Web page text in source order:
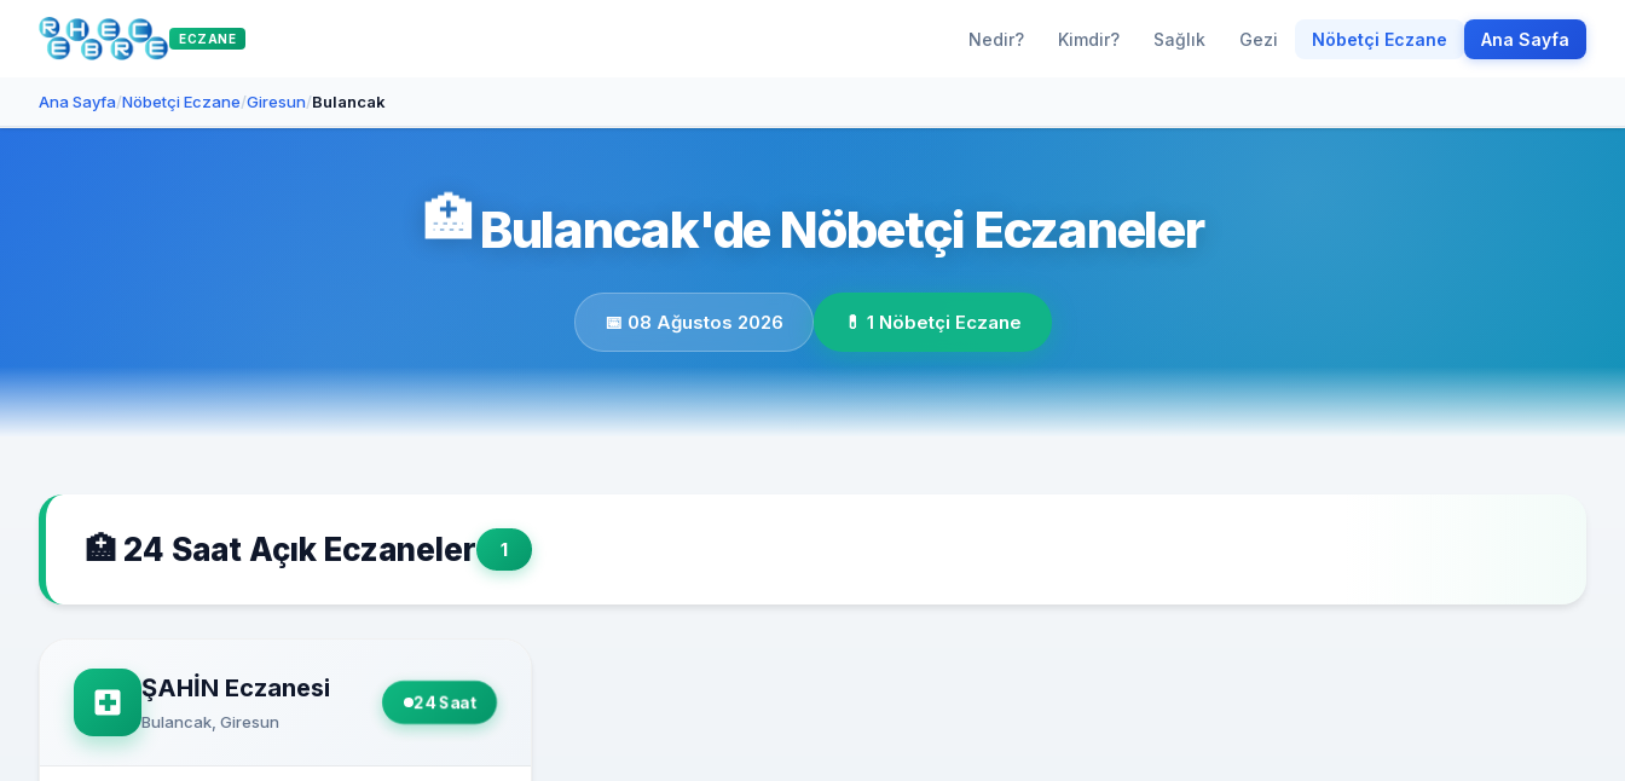
ECZANE Nedir? Kimdir? Sağlık Gezi Nöbetçi Eczane Ana Sayfa
Ana Sayfa/Nöbetçi Eczane/Giresun/Bulancak
🏥Bulancak'de Nöbetçi Eczaneler
📅 08 Ağustos 2026 💊 1 Nöbetçi Eczane
🏥 24 Saat Açık Eczaneler 1
ŞAHİN Eczanesi
Bulancak, Giresun
24 Saat